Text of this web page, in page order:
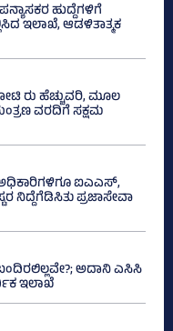
ಹುದ್ದೆಗಳಿಗೆ
ಇಲಾಖೆ, ಆಡಳಿತಾತ್ಮಕ
ರು ಹೆಚ್ಚುವರಿ, ಮೂಲ
ವರದಿಗೆ ಸಕ್ಷಮ
ಐಎಎಸ್‌,
ಪ್ರಜಾಸೇವಾ
ಅದಾನಿ ಎಸಿಸಿ
ಇಲಾಖೆ